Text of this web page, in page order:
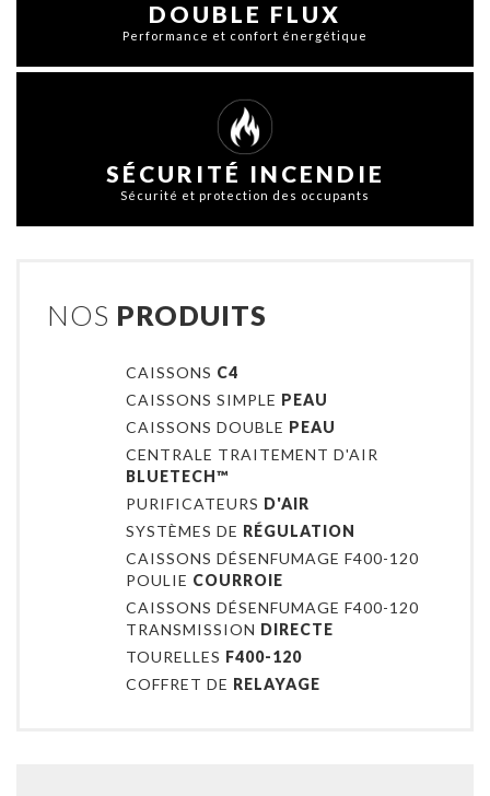
DOUBLE FLUX
Performance et confort énergétique
SÉCURITÉ INCENDIE
Sécurité et protection des occupants
NOS PRODUITS
CAISSONS C4
CAISSONS SIMPLE PEAU
CAISSONS DOUBLE PEAU
CENTRALE TRAITEMENT D'AIR
BLUETECH™
PURIFICATEURS D'AIR
SYSTÈMES DE RÉGULATION
CAISSONS DÉSENFUMAGE F400-120
POULIE COURROIE
CAISSONS DÉSENFUMAGE F400-120
TRANSMISSION DIRECTE
TOURELLES F400-120
COFFRET DE RELAYAGE